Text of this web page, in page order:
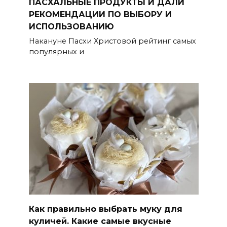
РЕКОМЕНДАЦИИ ПО ВЫБОРУ И
ИСПОЛЬЗОВАНИЮ
Накануне Пасхи Христовой рейтинг самых
популярных и
Как правильно выбрать муку для
куличей. Какие самые вкусные